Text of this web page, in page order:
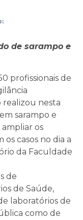
de sarampo e
profissionais de
realizou nesta
sarampo e
os
casos no dia a
da Faculdade
de
de Saúde,
laboratórios de
como de